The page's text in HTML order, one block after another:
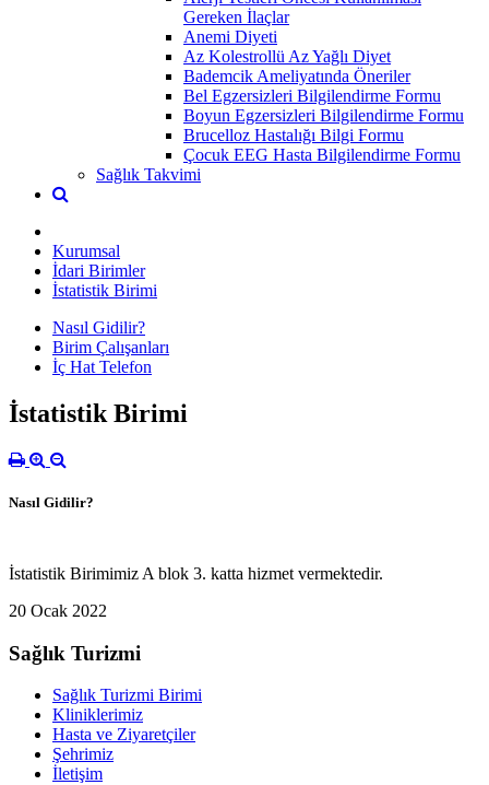
Gereken İlaçlar
Anemi Diyeti
Az Kolestrollü Az Yağlı Diyet
Bademcik Ameliyatında Öneriler
Bel Egzersizleri Bilgilendirme Formu
Boyun Egzersizleri Bilgilendirme Formu
Brucelloz Hastalığı Bilgi Formu
Çocuk EEG Hasta Bilgilendirme Formu
Sağlık Takvimi
Kurumsal
İdari Birimler
İstatistik Birimi
Nasıl Gidilir?
Birim Çalışanları
İç Hat Telefon
İstatistik Birimi
Nasıl Gidilir?
İstatistik Birimimiz A blok 3. katta hizmet vermektedir.
20 Ocak 2022
Sağlık Turizmi
Sağlık Turizmi Birimi
Kliniklerimiz
Hasta ve Ziyaretçiler
Şehrimiz
İletişim